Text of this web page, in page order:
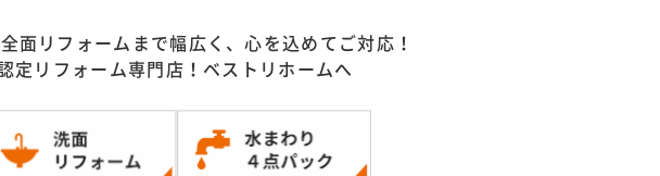
面リフォームまで幅広く、心を込めてご対応！
定リフォーム専門店！ベストリホームへ